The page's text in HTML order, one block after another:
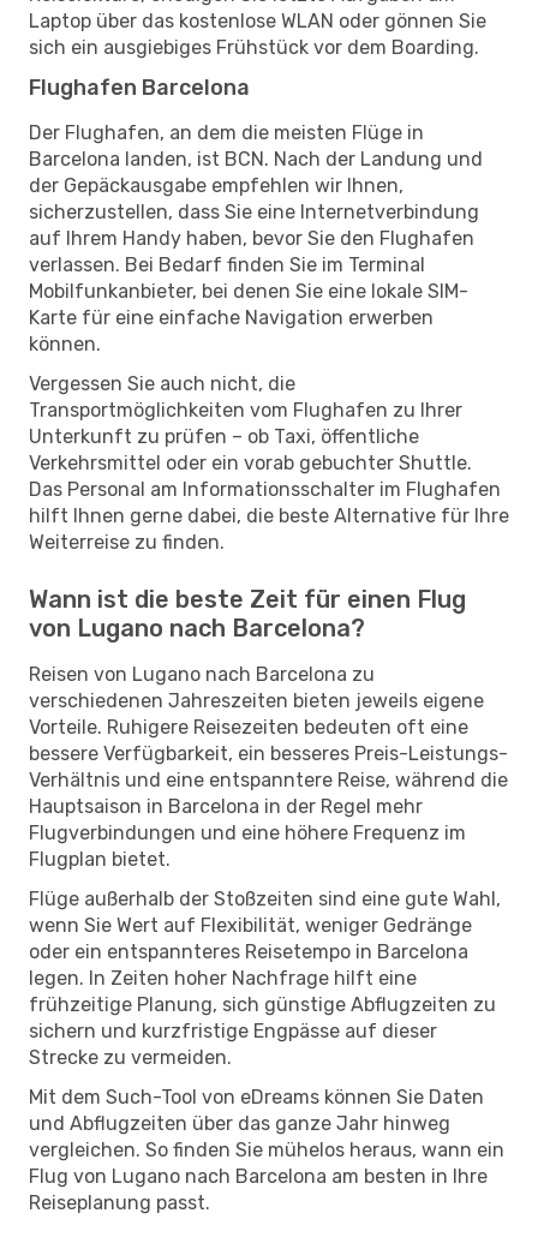
Laptop über das kostenlose WLAN oder gönnen Sie
sich ein ausgiebiges Frühstück vor dem Boarding.
Flughafen Barcelona
Der Flughafen, an dem die meisten Flüge in
Barcelona landen, ist BCN. Nach der Landung und
der Gepäckausgabe empfehlen wir Ihnen,
sicherzustellen, dass Sie eine Internetverbindung
auf Ihrem Handy haben, bevor Sie den Flughafen
verlassen. Bei Bedarf finden Sie im Terminal
Mobilfunkanbieter, bei denen Sie eine lokale SIM-
Karte für eine einfache Navigation erwerben
können.
Vergessen Sie auch nicht, die
Transportmöglichkeiten vom Flughafen zu Ihrer
Unterkunft zu prüfen – ob Taxi, öffentliche
Verkehrsmittel oder ein vorab gebuchter Shuttle.
Das Personal am Informationsschalter im Flughafen
hilft Ihnen gerne dabei, die beste Alternative für Ihre
Weiterreise zu finden.
Wann ist die beste Zeit für einen Flug
von Lugano nach Barcelona?
Reisen von Lugano nach Barcelona zu
verschiedenen Jahreszeiten bieten jeweils eigene
Vorteile. Ruhigere Reisezeiten bedeuten oft eine
bessere Verfügbarkeit, ein besseres Preis-Leistungs-
Verhältnis und eine entspanntere Reise, während die
Hauptsaison in Barcelona in der Regel mehr
Flugverbindungen und eine höhere Frequenz im
Flugplan bietet.
Flüge außerhalb der Stoßzeiten sind eine gute Wahl,
wenn Sie Wert auf Flexibilität, weniger Gedränge
oder ein entspannteres Reisetempo in Barcelona
legen. In Zeiten hoher Nachfrage hilft eine
frühzeitige Planung, sich günstige Abflugzeiten zu
sichern und kurzfristige Engpässe auf dieser
Strecke zu vermeiden.
Mit dem Such-Tool von eDreams können Sie Daten
und Abflugzeiten über das ganze Jahr hinweg
vergleichen. So finden Sie mühelos heraus, wann ein
Flug von Lugano nach Barcelona am besten in Ihre
Reiseplanung passt.